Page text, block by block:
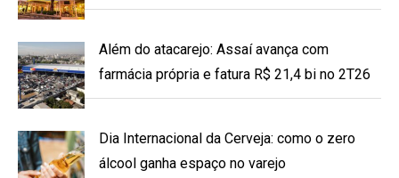
Além do atacarejo: Assaí avança com
farmácia própria e fatura R$ 21,4 bi no 2T26
Dia Internacional da Cerveja: como o zero
álcool ganha espaço no varejo